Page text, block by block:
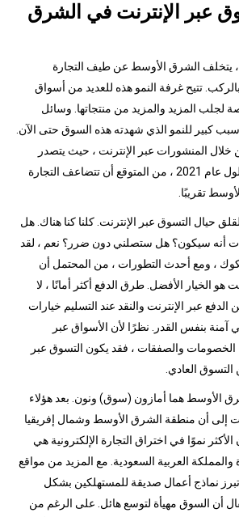
عبر الإنترنت في الشرق
، يتخلف الشرق الأوسط عن طيف التجارة
بالركب. تتيح غرفة النمو هذه للعديد من أسواق
لجلب المزيد والمزيد من منتجاتها. وسائل
كبير للنمو الذي شهدته هذه السوق حتى الآن.
خلال المنشورات عبر الإنترنت ، حيث يتصدر
الفيس بوكا الصدارة. بحلول عام 2021 ، من المتوقع أن تتضاعف التجارة
تقريبًا.
حيال التسوق عبر الإنترنت. كلنا كنا هناك. هل
أنه سيكون؟ هل ستصلني دون ضرر؟ نعم ، لقد
، ومع أحدث التطورات ، من المحتمل أن
هو الخيار الأفضل. طرق الدفع أكثر أمانًا ، لا
عبر الإنترنت والنقد عند التسليم خيارات
آمنة بنفس القدر. نظرًا لأن الأسواق عبر
الخصومات والصفقات ، فقد يكون التسوق عبر
العادي.
الأوسط هما أمازون (سوق) ونون. بعد هؤلاء
إلى أن منطقة الشرق الأوسط وشمال إفريقيا
نموًا في اختراق التجارة الإلكترونية هي
والمملكة العربية السعودية. مع المزيد من مواقع
تبرز نماذج أعمال صديقة للمستهلكين بشكل
أن السوق مهيأة لتوسع هائل. على الرغم من